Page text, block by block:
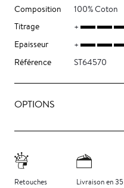
Composition
100% Coton
Titrage
Epaisseur
Référence
ST64570
OPTIONS
Retouches
Livraison en 35